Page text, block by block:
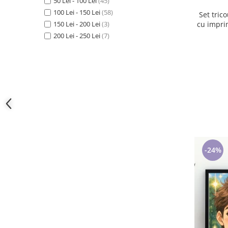
Cadouri pentru Doctori
Cadouri pentru Sfânta Maria
100 Lei - 150 Lei(58)
150 Lei - 200 Lei(3)
200 Lei - 250 Lei(7)
Set
cu imprimeu
-24%